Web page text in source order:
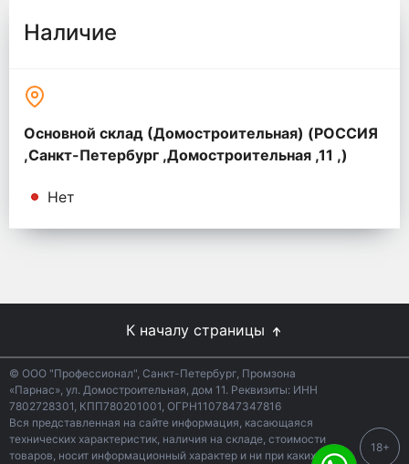
Наличие
Основной склад (Домостроительная) (РОССИЯ
,Санкт-Петербург ,Домостроительная ,11 ,)
Нет
К началу страницы
© ООО "Профессионал", Санкт-Петербург, Промзона
«Парнас», ул. Домостроительная, дом 11. Реквизиты: ИНН
7802728301, КПП780201001, ОГРН1107847347816
Вся представленная на сайте информация, касающаяся
технических характеристик, наличия на складе, стоимости
товаров, носит информационный характер и ни при каких
18+